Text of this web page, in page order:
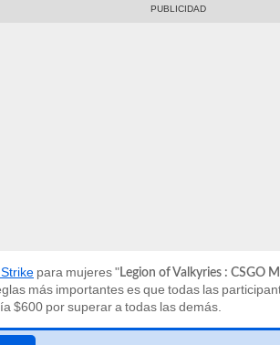
para mujeres " Legion of Valkyries : CSGO
más importantes es que todas las
$600 por superar a todas las demás.